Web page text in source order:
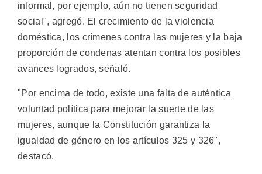
informal, por ejemplo, aún no tienen seguridad
social", agregó. El crecimiento de la violencia
doméstica, los crímenes contra las mujeres y la baja
proporción de condenas atentan contra los posibles
avances logrados, señaló.
"Por encima de todo, existe una falta de auténtica
voluntad política para mejorar la suerte de las
mujeres, aunque la Constitución garantiza la
igualdad de género en los artículos 325 y 326",
destacó.